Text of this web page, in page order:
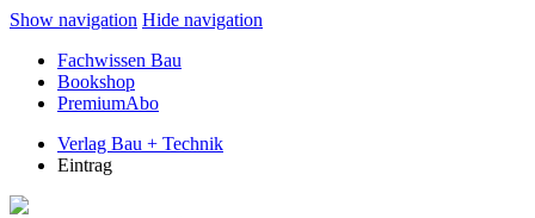
Show navigation Hide navigation
Fachwissen Bau
Bookshop
PremiumAbo
Verlag Bau + Technik
Eintrag